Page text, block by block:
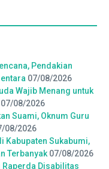
Pendakian
07/08/2026
Wajib Menang untuk
07/08/2026
Suami, Oknum Guru
08/2026
Kabupaten Sukabumi,
Terbanyak 07/08/2026
Raperda Disabilitas